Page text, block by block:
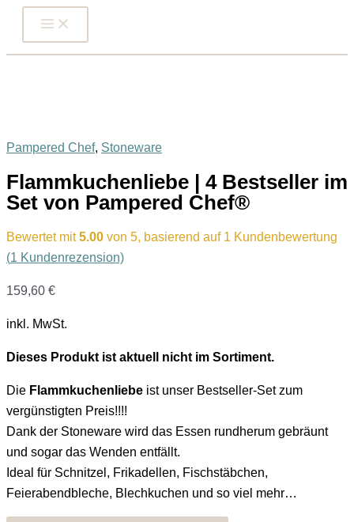
springen
Pampered Chef, Stoneware
Flammkuchenliebe | 4 Bestseller im
Set von Pampered Chef®
Bewertet mit5.00 von 5, basierend auf 1 Kundenbewertung
(1 Kundenrezension)
159,60 €
inkl. MwSt.
Dieses Produkt ist aktuell nicht im Sortiment.
Die Flammkuchenliebe ist unser Bestseller-Set zum
vergünstigten Preis!!!!
Dank der Stoneware wird das Essen rundherum gebräunt
und sogar das Wenden entfällt.
Ideal für Schnitzel, Frikadellen, Fischstäbchen,
Feierabendbleche, Blechkuchen und so viel mehr…